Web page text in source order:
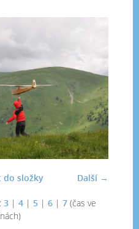
Další →
do složky
3 | 4 | 5 | 6 | 7 (čas ve